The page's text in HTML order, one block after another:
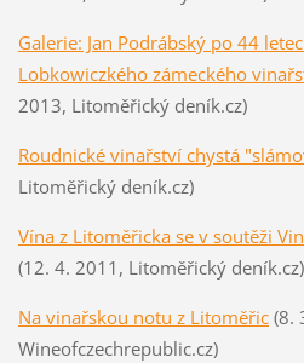
Galerie: Jan Podrábský po 44
Lobkowiczkého zámeckého
2013, Litoměřický deník.cz)
Roudnické vinařství chystá
Litoměřický deník.cz)
Vína z Litoměřicka se v soutěži
(12. 4. 2011, Litoměřický deník.cz)
Na vinařskou notu z Litoměřic(8.
Wineofczechrepublic.cz)